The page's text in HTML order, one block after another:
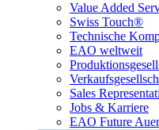
Value Added
Swiss Touch®
Technische
EAO weltweit
Sales
Jobs & Karriere
EAO Future